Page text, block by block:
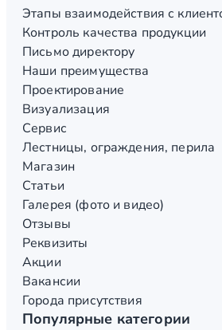
Этапы взаимодействия с
Контроль качества продукции
Письмо директору
Наши преимущества
Проектирование
Визуализация
Сервис
Лестницы, ограждения, перила
Магазин
Статьи
Галерея (фото и видео)
Отзывы
Реквизиты
Акции
Вакансии
Города присутствия
Популярные категории